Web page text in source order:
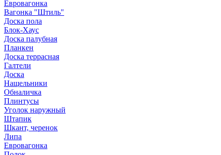
Евровагонка
Вагонка "Штиль"
Доска пола
Блок-Хаус
Доска палубная
Планкен
Доска террасная
Галтели
Доска
Нащельники
Обналичка
Плинтусы
Уголок наружный
Штапик
Шкант, черенок
Липа
Евровагонка